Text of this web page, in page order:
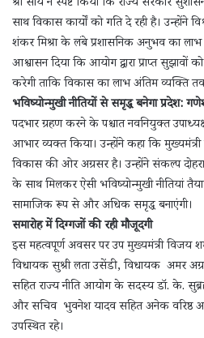
साथ विकास कार्यों को गति दे रही है। उन्होंने
शंकर मिश्रा के लंबे प्रशासनिक अनुभव का लाभ
आश्वासन दिया कि आयोग द्वारा प्राप्त सुझावों
करेगी ताकि विकास का लाभ अंतिम व्यक्ति
भविष्योन्मुखी नीतियों से समृद्ध बनेगा प्रदेश:
पदभार ग्रहण करने के पश्चात नवनियुक्त
आभार व्यक्त किया। उन्होंने कहा कि
विकास की ओर अग्रसर है। उन्होंने संकल्प
के साथ मिलकर ऐसी भविष्योन्मुखी नीतियां
सामाजिक रूप से और अधिक समृद्ध बनाएंगी।
समारोह में दिग्गजों की रही मौजूदगी
इस महत्वपूर्ण अवसर पर उप मुख्यमंत्री विजय
विधायक सुश्री लता उसेंडी, विधायक अमर
सहित राज्य नीति आयोग के सदस्य डॉ. के.
और सचिव भुवनेश यादव सहित अनेक वरिष्ठ
उपस्थित रहे।